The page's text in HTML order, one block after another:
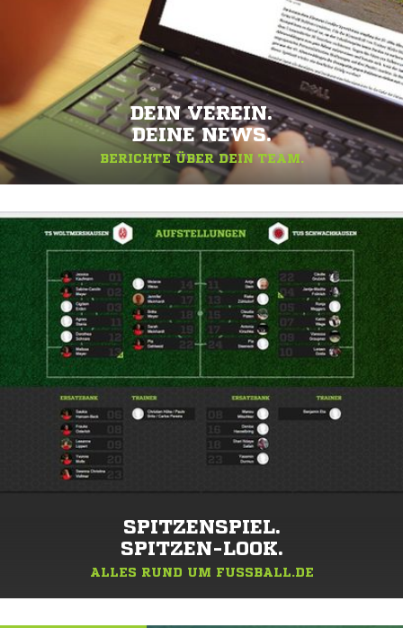
DEIN VEREIN.
DEINE NEWS.
BERICHTE ÜBER DEIN TEAM.
SPITZENSPIEL.
SPITZEN-LOOK.
ALLES RUND UM FUSSBALL.DE